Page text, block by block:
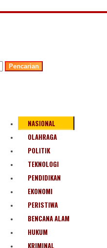
Pencarian
NASIONAL
OLAHRAGA
POLITIK
TEKNOLOGI
PENDIDIKAN
EKONOMI
PERISTIWA
BENCANA ALAM
HUKUM
KRIMINAL